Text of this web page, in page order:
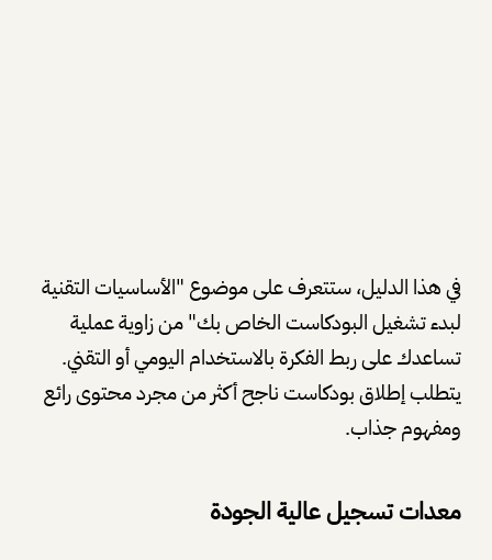
في هذا الدليل، ستتعرف على موضوع "الأساسيات التقنية
لبدء تشغيل البودكاست الخاص بك" من زاوية عملية
تساعدك على ربط الفكرة بالاستخدام اليومي أو التقني.
يتطلب إطلاق بودكاست ناجح أكثر من مجرد محتوى رائع
ومفهوم جذاب.
معدات تسجيل عالية الجودة